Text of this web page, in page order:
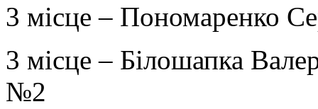
3 місце – Пономаренко
3 місце – Білошапка
№2